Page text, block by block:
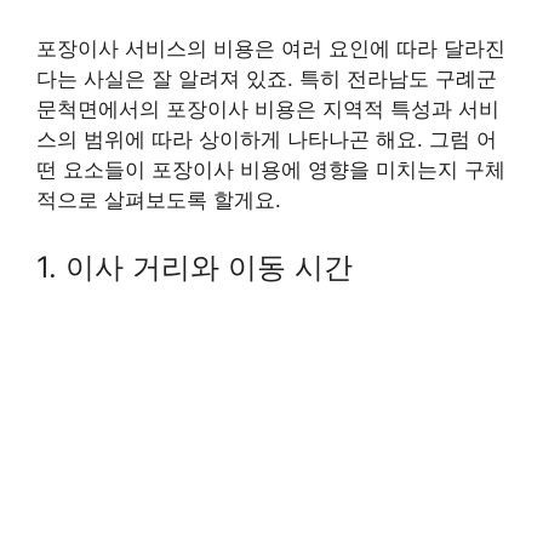
포장이사 서비스의 비용은 여러 요인에 따라 달라진
다는 사실은 잘 알려져 있죠. 특히 전라남도 구례군
문척면에서의 포장이사 비용은 지역적 특성과 서비
스의 범위에 따라 상이하게 나타나곤 해요. 그럼 어
떤 요소들이 포장이사 비용에 영향을 미치는지 구체
적으로 살펴보도록 할게요.
1. 이사 거리와 이동 시간